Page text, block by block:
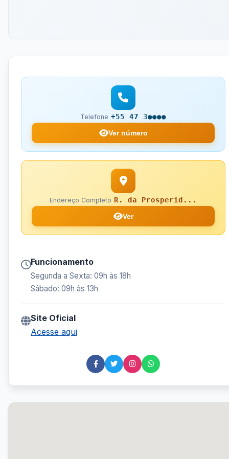
Telefone +55 47 3●●●●
Ver número
Endereço Completo R. da Prosperid...
Ver
Funcionamento
Segunda a Sexta: 09h às 18h
Sábado: 09h às 13h
Site Oficial
Acesse aqui